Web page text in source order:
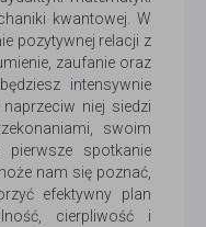
kwantowej. W
pozytywnej relacji z
zaufanie oraz
intensywnie
niej siedzi
swoim
spotkanie
nam się poznać,
efektywny plan
cierpliwość i